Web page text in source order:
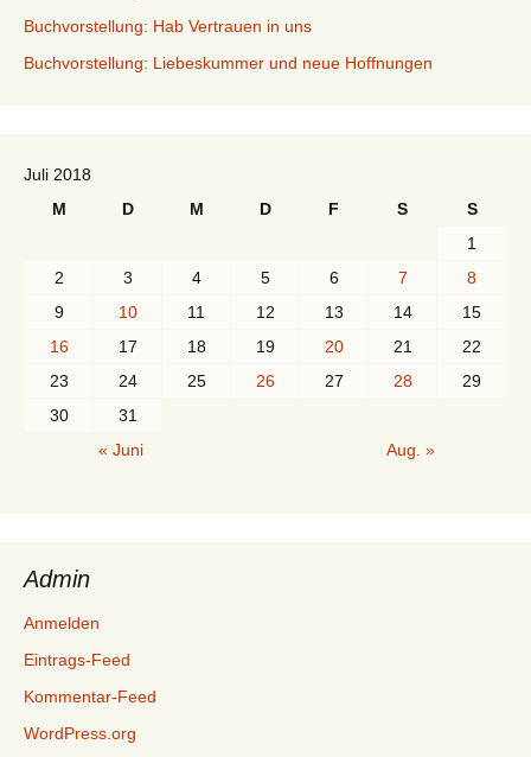
Buchvorstellung: Hab Vertrauen in uns
Buchvorstellung: Liebeskummer und neue Hoffnungen
Juli 2018
M
D M D F S
S
1
2
3 4 5 6 7
8
9
10 11 12 13 14
15
16
17 18 19 20 21
22
23
24 25 26 27 28
29
30
31
« Juni
Aug. »
Admin
Anmelden
Eintrags-Feed
Kommentar-Feed
WordPress.org